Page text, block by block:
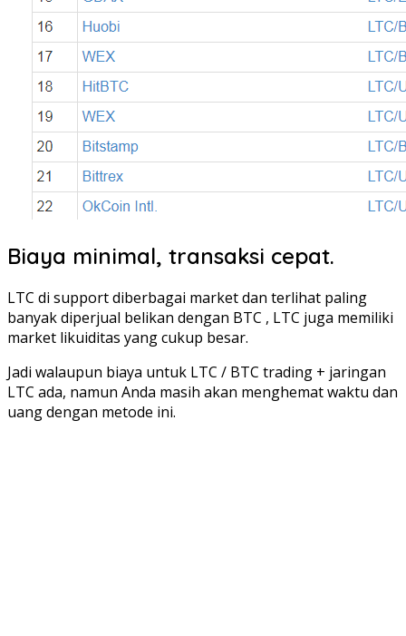
Biaya minimal, transaksi cepat.
LTC di support diberbagai market dan terlihat paling
banyak diperjual belikan dengan BTC , LTC juga memiliki
market likuiditas yang cukup besar.
Jadi walaupun biaya untuk LTC / BTC trading + jaringan
LTC ada, namun Anda masih akan menghemat waktu dan
uang dengan metode ini.